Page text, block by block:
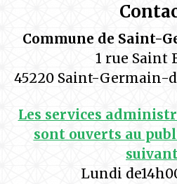
Commune de Saint-
1 rue Saint
45220 Saint-Germain-
Les services
sont ouverts au
Lundi